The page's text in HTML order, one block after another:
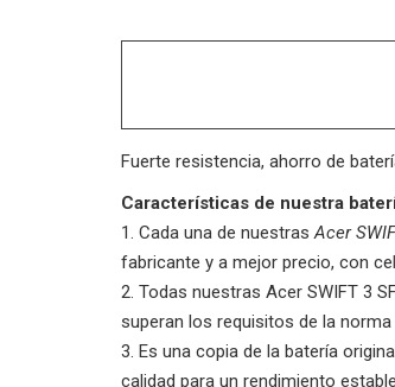
Fuerte resistencia, ahorro de
Características de nuestra
Cada una de nuestrasAcer
fabricante y a mejor precio, con
Todas nuestras Acer SWIFT 3
superan los requisitos de la
Es una copia de la batería
calidad para un rendimiento